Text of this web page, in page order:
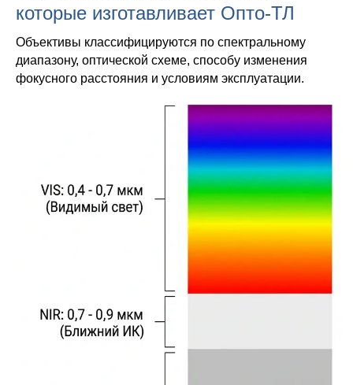
которые изготавливает Опто-ТЛ
Объективы классифицируются по спектральному
диапазону, оптической схеме, способу изменения
фокусного расстояния и условиям эксплуатации.